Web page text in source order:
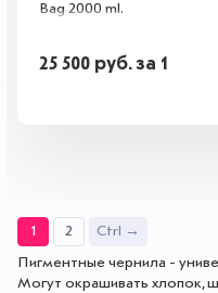
Bag 2000 ml.
25 500 руб.за 1
1 2 Ctrl →
Пигментные чернила -
Могут окрашивать хлопок,